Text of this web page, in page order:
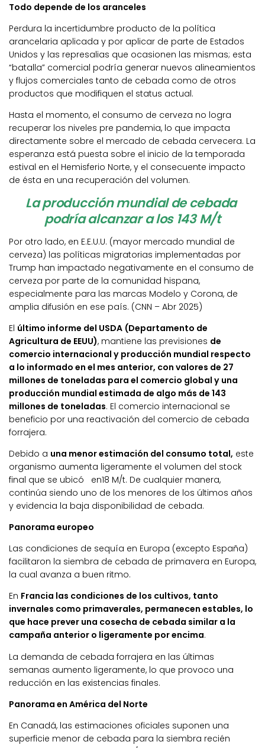
Todo depende de los aranceles
Perdura la incertidumbre producto de la política
arancelaria aplicada y por aplicar de parte de Estados
Unidos y las represalias que ocasionen las mismas; esta
“batalla” comercial podría generar nuevos alineamientos
y flujos comerciales tanto de cebada como de otros
productos que modifiquen el status actual.
Hasta el momento, el consumo de cerveza no logra
recuperar los niveles pre pandemia, lo que impacta
directamente sobre el mercado de cebada cervecera. La
esperanza está puesta sobre el inicio de la temporada
estival en el Hemisferio Norte, y el consecuente impacto
de ésta en una recuperación del volumen.
La producción mundial de cebada
podría alcanzar a los 143 M/t
Por otro lado, en E.E.U.U. (mayor mercado mundial de
cerveza) las políticas migratorias implementadas por
Trump han impactado negativamente en el consumo de
cerveza por parte de la comunidad hispana,
especialmente para las marcas Modelo y Corona, de
amplia difusión en ese país. (CNN – Abr 2025)
El último informe del USDA (Departamento de
Agricultura de EEUU), mantiene las previsiones de
comercio internacional y producción mundial respecto
a lo informado en el mes anterior, con valores de 27
millones de toneladas para el comercio global y una
producción mundial estimada de algo más de 143
millones de toneladas. El comercio internacional se
beneficio por una reactivación del comercio de cebada
forrajera.
Debido a una menor estimación del consumo total, este
organismo aumenta ligeramente el volumen del stock
final que se ubicó en18 M/t. De cualquier manera,
continúa siendo uno de los menores de los últimos años
y evidencia la baja disponibilidad de cebada.
Panorama europeo
Las condiciones de sequía en Europa (excepto España)
facilitaron la siembra de cebada de primavera en Europa,
la cual avanza a buen ritmo.
En Francia las condiciones de los cultivos, tanto
invernales como primaverales, permanecen estables, lo
que hace prever una cosecha de cebada similar a la
campaña anterior o ligeramente por encima.
La demanda de cebada forrajera en las últimas
semanas aumento ligeramente, lo que provoco una
reducción en las existencias finales.
Panorama en América del Norte
En Canadá, las estimaciones oficiales suponen una
superficie menor de cebada para la siembra recién